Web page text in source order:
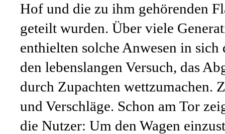
Hof und die zu ihm gehörenden
geteilt wurden. Über viele
enthielten solche Anwesen in
den lebenslangen Versuch, das
durch Zupachten wettzumachen.
und Verschläge. Schon am Tor
die Nutzer: Um den Wagen